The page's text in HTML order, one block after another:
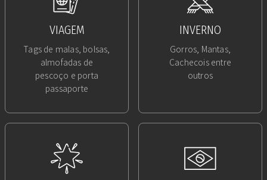
VIAGEM
Tags de malas, bolsas,
almofadas de
pescoço e porta
passaporte
INVERNO
Gorros, Mantas,
Cachecois entre
outros